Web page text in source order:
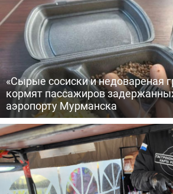
«Сырые сосиски и недовареная
кормят пассажиров
аэропорту Мурманска